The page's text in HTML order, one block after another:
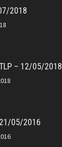
2018
– 12/05/2018
05/2016